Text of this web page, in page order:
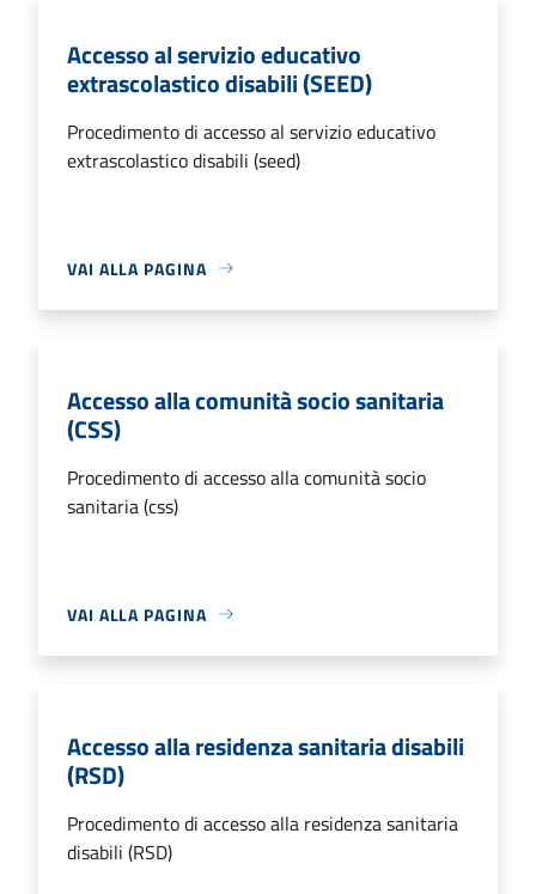
Accesso al servizio educativo
extrascolastico disabili (SEED)
Procedimento di accesso al servizio educativo
extrascolastico disabili (seed)
VAI ALLA PAGINA
Accesso alla comunità socio sanitaria
(CSS)
Procedimento di accesso alla comunità socio
sanitaria (css)
VAI ALLA PAGINA
Accesso alla residenza sanitaria disabili
(RSD)
Procedimento di accesso alla residenza sanitaria
disabili (RSD)